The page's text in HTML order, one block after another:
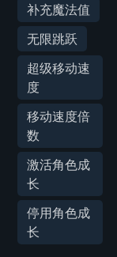
补充魔法值
无限跳跃
超级移动速
度
移动速度倍
数
激活角色成
长
停用角色成
长